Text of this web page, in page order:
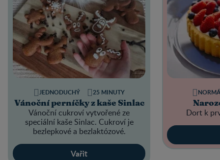
Vánoční perníčky z kaše Sinlac
Vánoční cukroví vytvořené ze
speciální kaše Sinlac. Cukroví je
bezlepkové a bezlaktózové.
JEDNODUCHÝ 25 MINUTY
Vařit
Dort k